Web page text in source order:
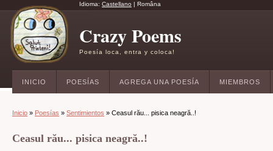
Idioma: Castellano | Româna
Crazy Poems
Poesía loca, entra y coloca!
INICIO POESÍAS AGREGA UNA POESÍA MIEMBROS
Inicio » Poesías » Sentimientos » Ceasul rău... pisica neagră..!
Ceasul rău... pisica neagră..!